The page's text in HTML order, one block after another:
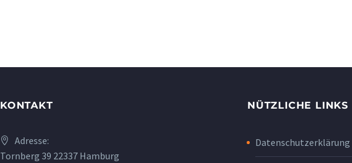
KONTAKT
Adresse:
Tornberg 39 22337 Hamburg
NÜTZLICHE LINKS
Datenschutzerklärung